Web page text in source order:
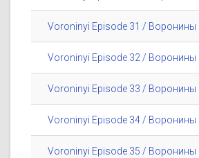
Voroninyi Episode 31 / Воронины
Voroninyi Episode 32 / Воронины
Voroninyi Episode 33 / Воронины
Voroninyi Episode 34 / Воронины
Voroninyi Episode 35 / Воронины